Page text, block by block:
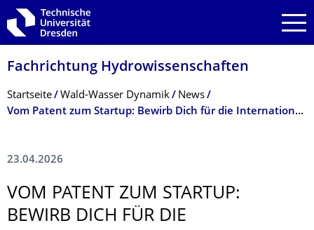
Zur Hauptnavigation springen
Zur Suche springen
Zum Inhalt springen
Fachrichtung Hydrowissenschaf­ten
Breadcrumb-Menü
Startseite Wald-Wasser Dynamik
News
Vom Patent zum Startup: Bewirb Dich für die International TUD|excite Summer School 2026
23.04.2026
VOM PATENT ZUM STARTUP:
BEWIRB DICH FÜR DIE